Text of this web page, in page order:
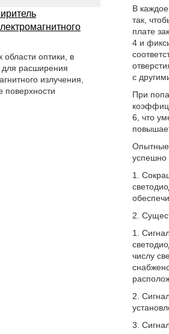
В
так,
плате
4 и
с
При
6, что
Опытные
успешно
1.
2.
1.
числу
2.
3.
области оптики, в
для расширения
излучения,